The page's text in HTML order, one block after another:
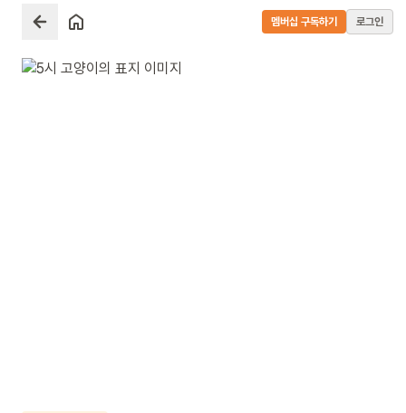
멤버십 구독하기 로그인